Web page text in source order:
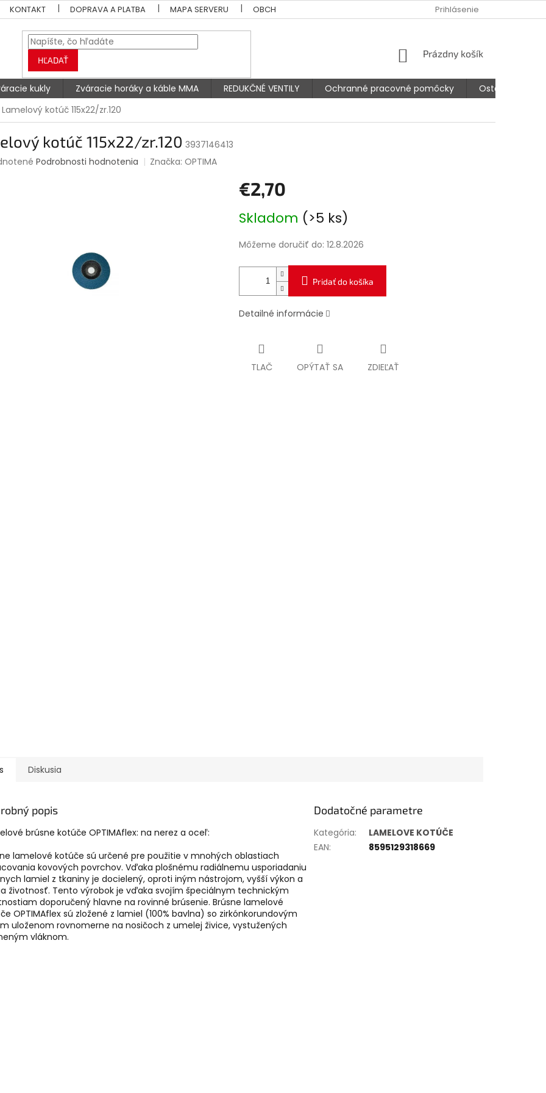
KONTAKT DOPRAVA A PLATBA MAPA SERVERU OBCHODNÉ PODMIENKY PODMIENKY OCHRANY OSOBNÝCH ÚDAJOV
Prihlásenie
HĽADAŤ
NÁKUPNÝ
Prázdny košík
kukly Zváracie horáky a káble MMA REDUKČNÉ VENTILY Ochranné pracovné pomôcky
Ostatné
Lamelový kotúč 115x22/zr.120
kotúč 115x22/zr.120 3937146413
Podrobnosti hodnotenia Značka:OPTIMA
€2,70
cena:
Skladom (>5 ks)
Môžeme doručiť do: 12.8.2026
Pridať do košíka
Detailné informácie
TLAČ OPÝTAŤ SA ZDIEĽAŤ
Diskusia
popis
brúsne kotúče OPTIMAflex: na nerez a oceľ:
lamelové kotúče sú určené pre použitie v mnohých oblastiach
kovových povrchov. Vďaka plošnému radiálnemu usporiadaniu
lamiel z tkaniny je docielený, oproti iným nástrojom, vyšší výkon a
životnosť. Tento výrobok je vďaka svojím špeciálnym technickým
doporučený hlavne na rovinné brúsenie. Brúsne lamelové
OPTIMAflex sú zložené z lamiel (100% bavlna) so zirkónkorundovým
uloženom rovnomerne na nosičoch z umelej živice, vystužených
vláknom.
Dodatočné parametre
Kategória:
LAMELOVE KOTÚČE
EAN: 8595129318669